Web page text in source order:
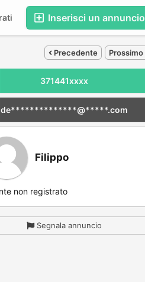
Inserisci un annuncio
Precedente Prossimo
371441xxxx
de**************@*****.com
Filippo
non registrato
Segnala annuncio